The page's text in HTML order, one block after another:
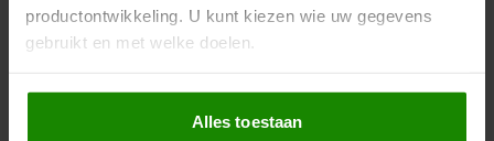
productontwikkeling. U kunt kiezen wie uw gegevens
gebruikt en met welke doelen.
Als u het toestaat, willen we ook graag:
Informatie verzamelen over uw geografische locatie,
Alles toestaan
Digitaal lezen